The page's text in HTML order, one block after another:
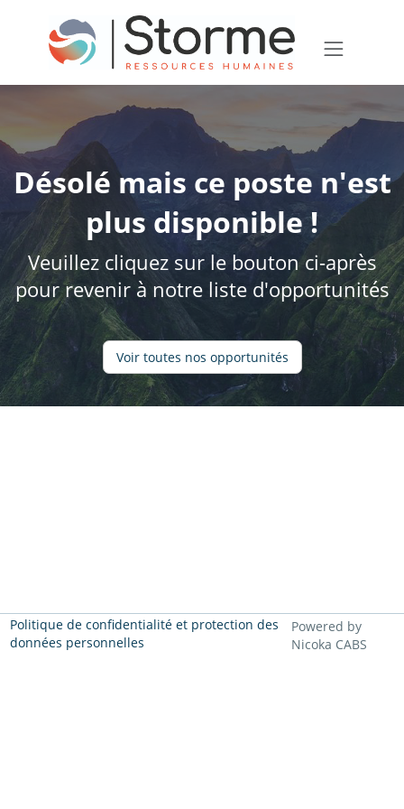
Désolé mais ce poste n'est
plus disponible !
Veuillez cliquez sur le bouton ci-après
pour revenir à notre liste d'opportunités
Voir toutes nos opportunités
Politique de confidentialité et protection des
données personnelles
Powered by
Nicoka CABS